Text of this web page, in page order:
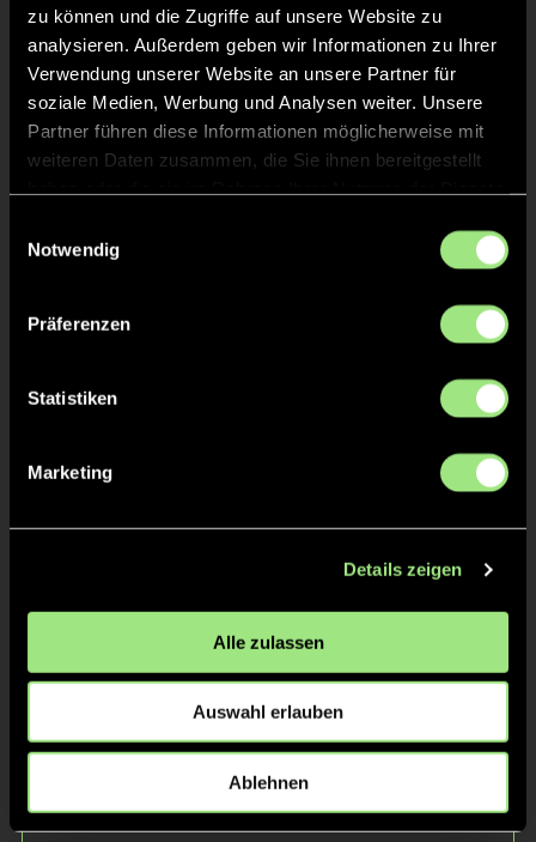
zu können und die Zugriffe auf unsere Website zu
analysieren. Außerdem geben wir Informationen zu Ihrer
Verwendung unserer Website an unsere Partner für
soziale Medien, Werbung und Analysen weiter. Unsere
Partner führen diese Informationen möglicherweise mit
weiteren Daten zusammen, die Sie ihnen bereitgestellt
Notwendig
Präferenzen
Statistiken
Marketing
Details zeigen
Alle zulassen
Auswahl erlauben
Ablehnen
Isabella
P.
Patricia
D.
Charlotte
B.
Staff
Dirk
Frischauf